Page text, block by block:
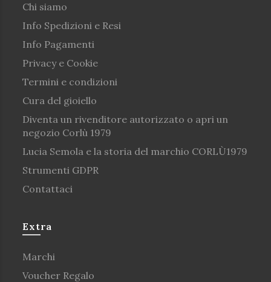
Chi siamo
Info Spedizioni e Resi
Info Pagamenti
Privacy e Cookie
Termini e condizioni
Cura del gioiello
Diventa un rivenditore autorizzato o apri un
negozio Corlù 1979
Lucia Semola e la storia del marchio CORLÙ1979
Strumenti GDPR
Contattaci
Extra
Marchi
Voucher Regalo